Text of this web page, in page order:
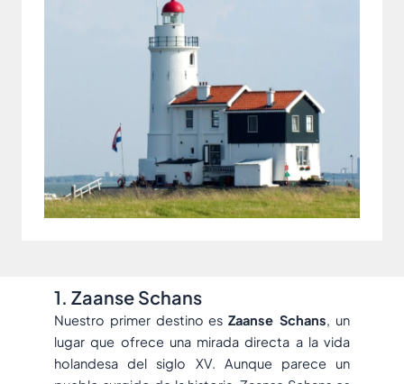
1. Zaanse Schans
Nuestro primer destino esZaanse Schans, un
lugar que ofrece una mirada directa a la vida
holandesa del siglo XV. Aunque parece un